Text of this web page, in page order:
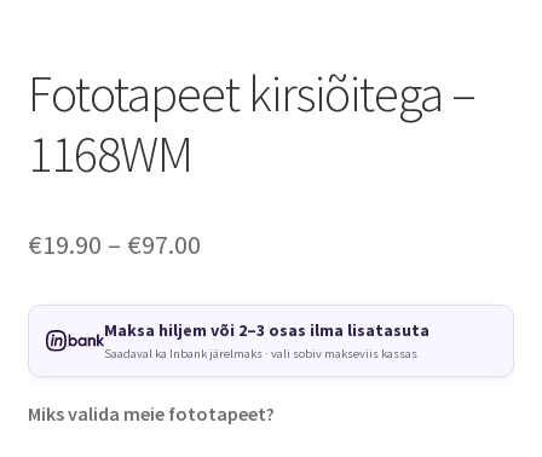
Fototapeet kirsiõitega –
1168WM
€19.90 – €97.00Price
€19.90
through
€97.00
Maksa hiljem või 2–3 osas ilma lisatasuta
Saadaval ka Inbank järelmaks · vali sobiv makseviis kassas
Miks valida meie fototapeet?